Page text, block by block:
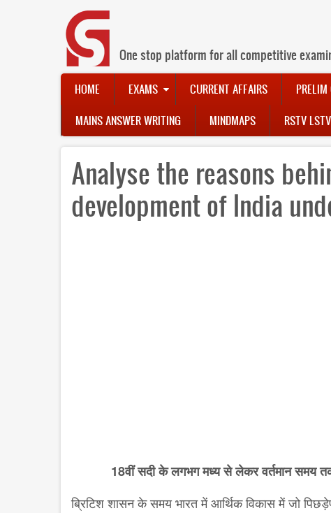
One stop platform for all competitive
Main
navigation
HOME EXAMS CURRENT AFFAIRS PRELIM
MAINS ANSWER WRITING MINDMAPS RSTV
Analyse the reasons
development of India
18वीं सदी के लगभग मध्य से लेकर वर्तमान समय
ब्रिटिश शासन के समय भारत में आर्थिक विकास में जो